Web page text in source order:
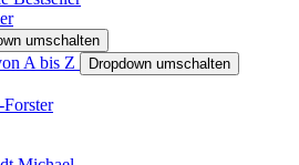
umschalten
A bis Z Dropdown umschalten